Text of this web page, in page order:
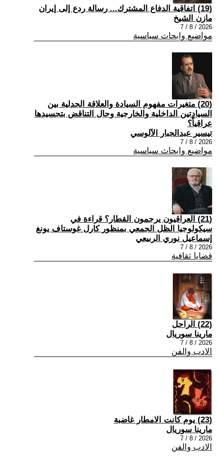
(19) اتفاقية الدفاع المشترك... رسالة ردع إلى إيران
مازن الشيخ
2026 / 8 / 7
مواضيع وابحاث سياسية
(20) متغيرات مفهوم السيادة والعلاقة الجدلية بين
السيادتين الداخلية والخارجية وحال التناقض بتجسيدها
عراقياً؟
تيسير عبدالجبار الآلوسي
2026 / 8 / 7
مواضيع وابحاث سياسية
(21) العراقيون يرجمون القطار؟ قراءة في
سيكولوجيا الظل الجمعي بمنظور كارل غوستاف يونغ
إسماعيل نوري الربيعي
2026 / 8 / 7
قضايا ثقافية
(22) الراحل
مارينا سوريال
2026 / 8 / 7
الادب والفن
(23) يوم كانت الامطار غاضبة
مارينا سوريال
2026 / 8 / 7
الادب والفن